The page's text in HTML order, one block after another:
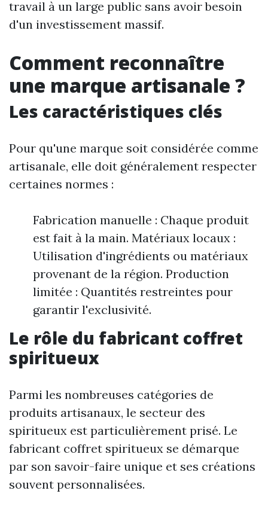
travail à un large public sans avoir besoin
d'un investissement massif.
Comment reconnaître
une marque artisanale ?
Les caractéristiques clés
Pour qu'une marque soit considérée comme
artisanale, elle doit généralement respecter
certaines normes :
Fabrication manuelle : Chaque produit
est fait à la main. Matériaux locaux :
Utilisation d'ingrédients ou matériaux
provenant de la région. Production
limitée : Quantités restreintes pour
garantir l'exclusivité.
Le rôle du fabricant coffret
spiritueux
Parmi les nombreuses catégories de
produits artisanaux, le secteur des
spiritueux est particulièrement prisé. Le
fabricant coffret spiritueux se démarque
par son savoir-faire unique et ses créations
souvent personnalisées.